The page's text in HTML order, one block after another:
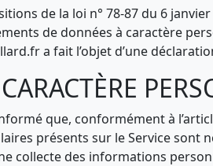
de la loi n° 78-87 du 6
de données à caractère
a fait l’objet d’une
que, conformément à
présents sur le Service sont
collecte des informations